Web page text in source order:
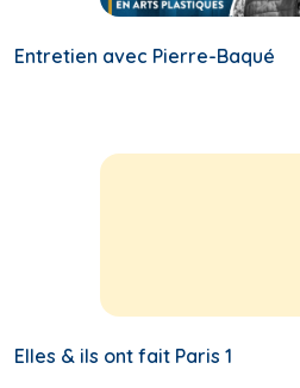
Entretien avec Pierre-Baqué
Elles & ils ont fait Paris 1